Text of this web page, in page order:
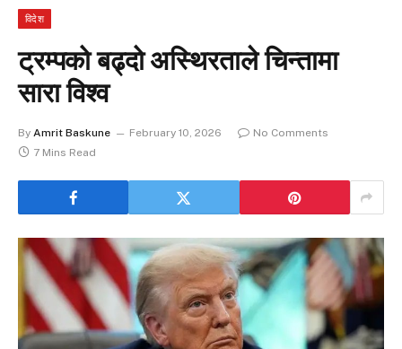
विदेश
ट्रम्पको बढ्दो अस्थिरताले चिन्तामा
सारा विश्व
By Amrit Baskune February 10, 2026
No Comments
7 Mins Read